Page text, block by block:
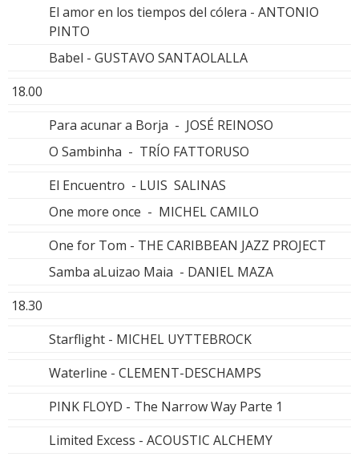
El amor en los tiempos del cólera - ANTONIO
PINTO
Babel - GUSTAVO SANTAOLALLA
18.00
Para acunar a Borja - JOSÉ REINOSO
O Sambinha - TRÍO FATTORUSO
El Encuentro - LUIS SALINAS
One more once - MICHEL CAMILO
One for Tom - THE CARIBBEAN JAZZ PROJECT
Samba aLuizao Maia - DANIEL MAZA
18.30
Starflight - MICHEL UYTTEBROCK
Waterline - CLEMENT-DESCHAMPS
PINK FLOYD - The Narrow Way Parte 1
Limited Excess - ACOUSTIC ALCHEMY